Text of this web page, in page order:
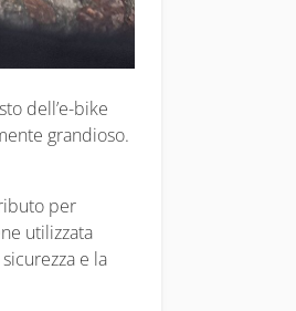
dell’e-bike
grandioso.
per
utilizzata
e la